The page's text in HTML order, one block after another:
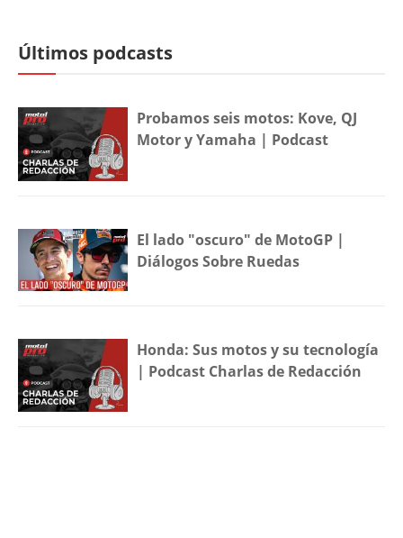
Últimos podcasts
Probamos seis motos: Kove, QJ
Motor y Yamaha | Podcast
El lado "oscuro" de MotoGP |
Diálogos Sobre Ruedas
Honda: Sus motos y su tecnología
| Podcast Charlas de Redacción